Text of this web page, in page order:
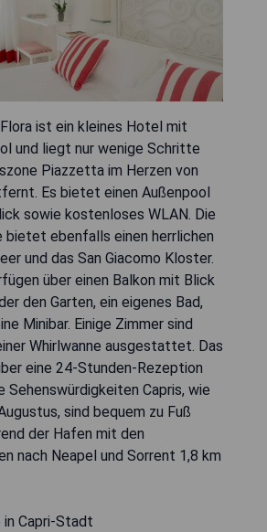
ist ein kleines Hotel mit
und liegt nur wenige Schritte
Piazzetta im Herzen von
Es bietet einen Außenpool
sowie kostenloses WLAN. Die
bietet ebenfalls einen herrlichen
und das San Giacomo Kloster.
über einen Balkon mit Blick
den Garten, ein eigenes Bad,
Minibar. Einige Zimmer sind
Whirlwanne ausgestattet. Das
eine 24-Stunden-Rezeption
Sehenswürdigkeiten Capris, wie
sind bequem zu Fuß
der Hafen mit den
nach Neapel und Sorrent 1,8 km
Capri-Stadt